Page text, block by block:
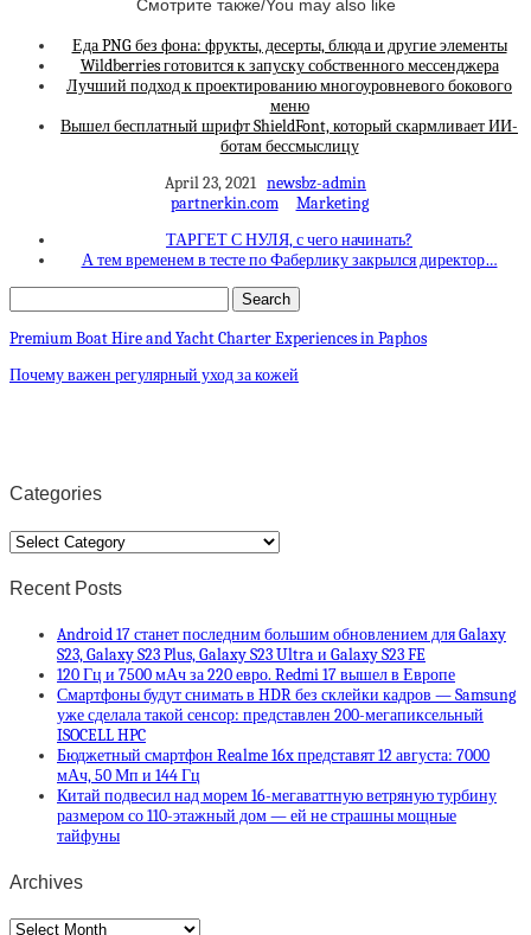
Смотрите также/You may also like
Еда PNG без фона: фрукты, десерты, блюда и другие элементы
Wildberries готовится к запуску собственного мессенджера
Лучший подход к проектированию многоуровневого бокового
меню
Вышел бесплатный шрифт ShieldFont, который скармливает ИИ-
ботам бессмыслицу
April 23, 2021 newsbz-admin
partnerkin.com
Marketing
ТАРГЕТ С НУЛЯ, с чего начинать?
А тем временем в тесте по Фаберлику закрылся директор…
Premium Boat Hire and Yacht Charter Experiences in Paphos
Почему важен регулярный уход за кожей
Categories
Categories
Recent Posts
Android 17 станет последним большим обновлением для Galaxy
S23, Galaxy S23 Plus, Galaxy S23 Ultra и Galaxy S23 FE
120 Гц и 7500 мАч за 220 евро. Redmi 17 вышел в Европе
Смартфоны будут снимать в HDR без склейки кадров — Samsung
уже сделала такой сенсор: представлен 200-мегапиксельный
ISOCELL HPC
Бюджетный смартфон Realme 16x представят 12 августа: 7000
мАч, 50 Мп и 144 Гц
Китай подвесил над морем 16-мегаваттную ветряную турбину
размером со 110-этажный дом — ей не страшны мощные
тайфуны
Archives
Archives